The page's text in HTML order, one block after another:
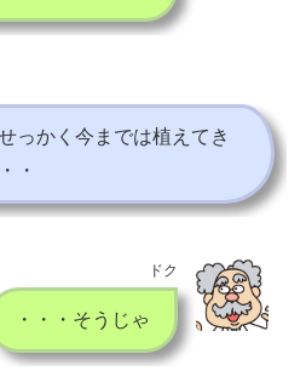
っかく今までは植えてき
・
ドク
・・・そうじゃ